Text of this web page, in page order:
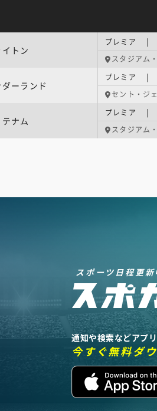
トン
プレミア |
スタジアム
ーランド
プレミア |
セント・ジ
テナム
プレミア |
スタジアム
スポーツ日程更新
通知や検索などアプ
今すぐ無料ダ